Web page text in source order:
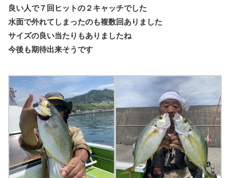
良い人で７回ヒットの２キャッチでした
水面で外れてしまったのも複数回ありました
サイズの良い当たりもありましたね
今後も期待出来そうです